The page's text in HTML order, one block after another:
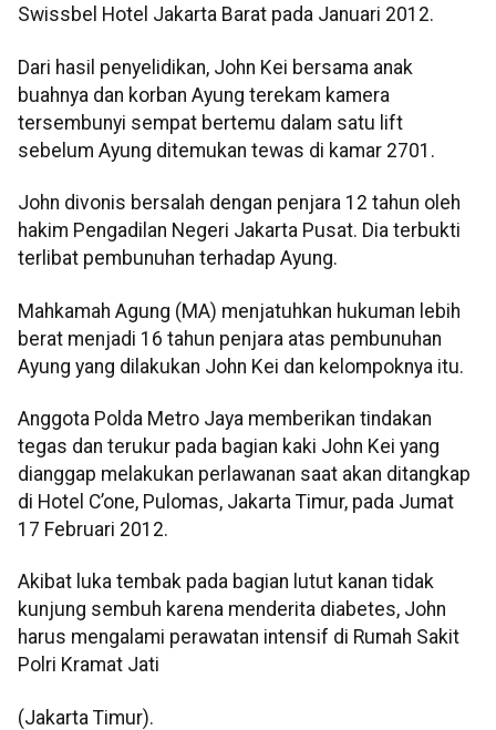
Swissbel Hotel Jakarta Barat pada Januari 2012.
Dari hasil penyelidikan, John Kei bersama anak
buahnya dan korban Ayung terekam kamera
tersembunyi sempat bertemu dalam satu lift
sebelum Ayung ditemukan tewas di kamar 2701.
John divonis bersalah dengan penjara 12 tahun oleh
hakim Pengadilan Negeri Jakarta Pusat. Dia terbukti
terlibat pembunuhan terhadap Ayung.
Mahkamah Agung (MA) menjatuhkan hukuman lebih
berat menjadi 16 tahun penjara atas pembunuhan
Ayung yang dilakukan John Kei dan kelompoknya itu.
Anggota Polda Metro Jaya memberikan tindakan
tegas dan terukur pada bagian kaki John Kei yang
dianggap melakukan perlawanan saat akan ditangkap
di Hotel C’one, Pulomas, Jakarta Timur, pada Jumat
17 Februari 2012.
Akibat luka tembak pada bagian lutut kanan tidak
kunjung sembuh karena menderita diabetes, John
harus mengalami perawatan intensif di Rumah Sakit
Polri Kramat Jati
(Jakarta Timur).